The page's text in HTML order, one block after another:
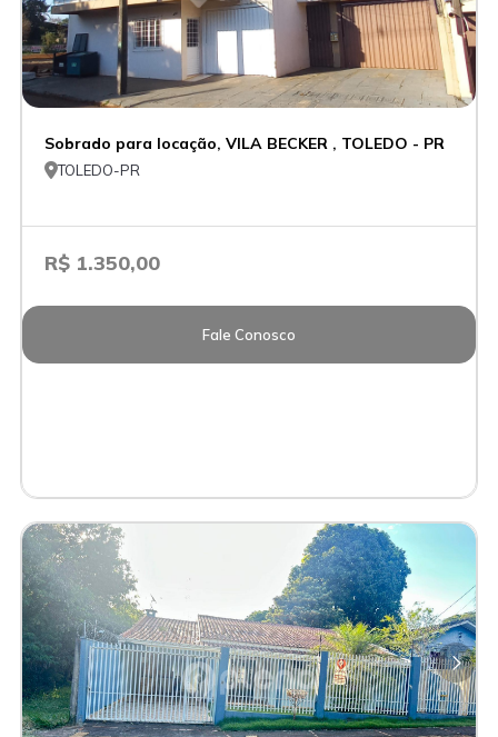
Sobrado para locação, VILA BECKER , TOLEDO - PR
TOLEDO-PR
R$ 1.350,00
Fale Conosco